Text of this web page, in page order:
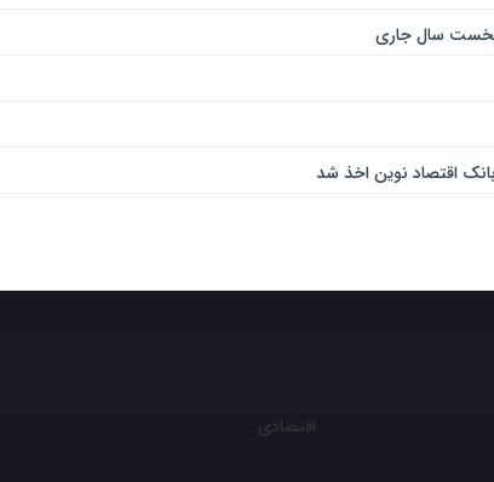
اقتصادی